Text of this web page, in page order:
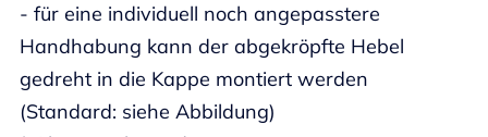
- für eine individuell noch angepasstere
Handhabung kann der abgekröpfte Hebel
gedreht in die Kappe montiert werden
(Standard: siehe Abbildung)